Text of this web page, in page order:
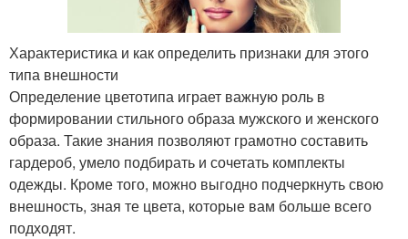
Характеристика и как определить признаки для этого
типа внешности
Определение цветотипа играет важную роль в
формировании стильного образа мужского и женского
образа. Такие знания позволяют грамотно составить
гардероб, умело подбирать и сочетать комплекты
одежды. Кроме того, можно выгодно подчеркнуть свою
внешность, зная те цвета, которые вам больше всего
подходят.